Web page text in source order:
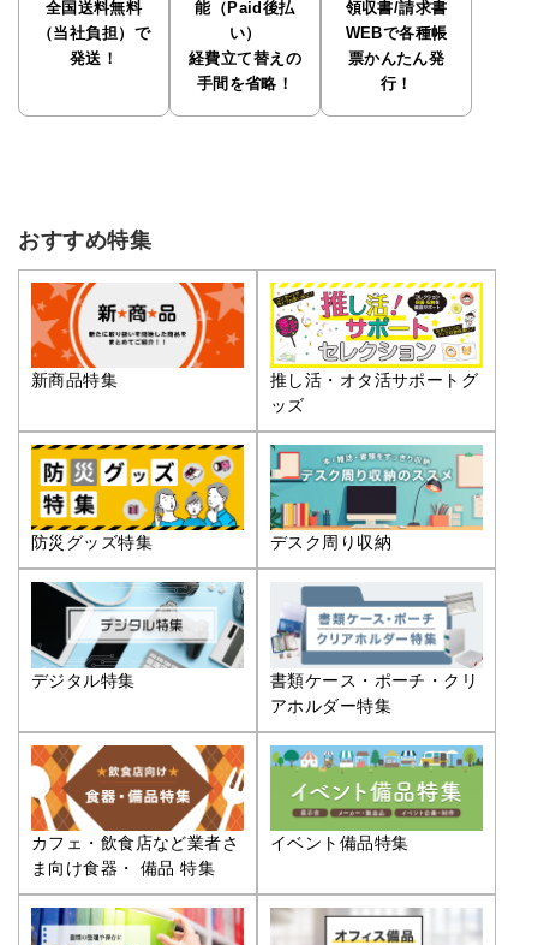
全国送料無料
（当社負担）で
発送！
能（Paid後払
い）
経費立て替えの
手間を省略！
領収書/請求書
WEBで各種帳
票かんたん発
行！
おすすめ特集
新商品特集
推し活・オタ活サポートグ
ッズ
防災グッズ特集 デスク周り収納
デジタル特集
書類ケース・ポーチ・クリ
アホルダー特集
カフェ・飲食店など業者さ
ま向け食器・ 備品 特集
イベント備品特集